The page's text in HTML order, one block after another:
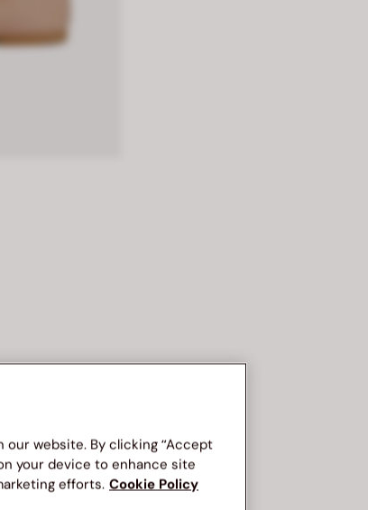
website. By clicking “Accept
your device to enhance site
efforts. Cookie Policy